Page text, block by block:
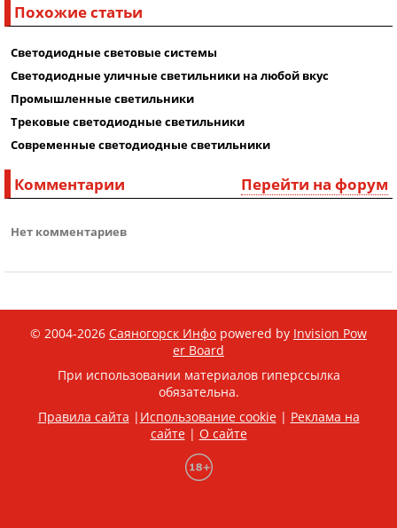
Похожие статьи
Светодиодные световые системы
Светодиодные уличные светильники на любой вкус
Промышленные светильники
Трековые светодиодные светильники
Современные светодиодные светильники
Перейти на форум
Комментарии
Нет комментариев
© 2004-2026 Саяногорск Инфо powered by Invision Pow
er Board
При использовании материалов гиперссылка
обязательна.
Правила сайта | Использование cookie| Реклама на
сайте| О сайте